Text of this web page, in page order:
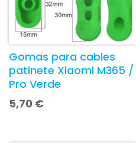
Gomas para cables
patinete Xiaomi M365 /
Pro Verde
5,70 €